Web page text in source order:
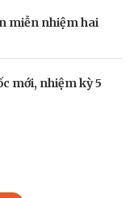
miễn nhiệm hai
mới, nhiệm kỳ 5